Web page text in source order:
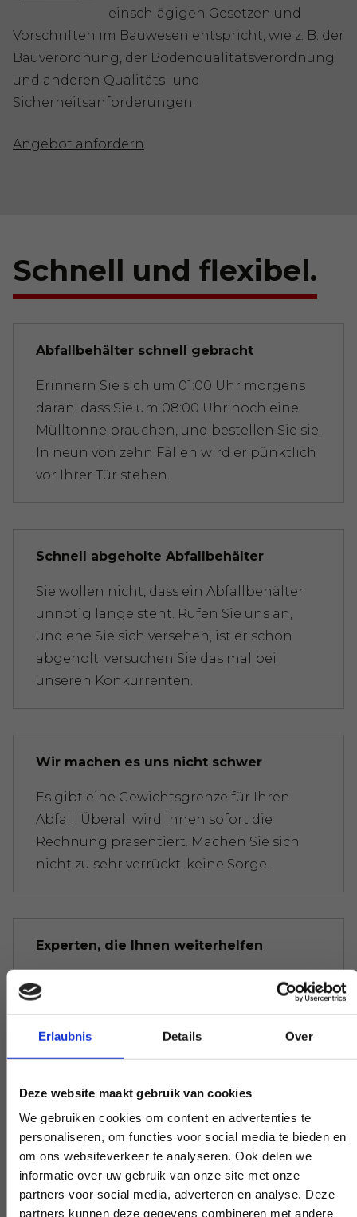
Erlaubnis Details Over
Deze website maakt gebruik van cookies
We gebruiken cookies om content en advertenties te
personaliseren, om functies voor social media te bieden en
om ons websiteverkeer te analyseren. Ook delen we
informatie over uw gebruik van onze site met onze
partners voor social media, adverteren en analyse. Deze
partners kunnen deze gegevens combineren met andere
einschlägigen Gesetzen und
Vorschriften im Bauwesen entspricht, wie z. B. der
Bauverordnung, der Bodenqualitätsverordnung
und anderen Qualitäts- und
Sicherheitsanforderungen.
Angebot anfordern
Schnell und flexibel.
Abfallbehälter schnell gebracht
Erinnern Sie sich um 01:00 Uhr morgens
daran, dass Sie um 08:00 Uhr noch eine
Mülltonne brauchen, und bestellen Sie sie.
In neun von zehn Fällen wird er pünktlich
vor Ihrer Tür stehen.
Schnell abgeholte Abfallbehälter
Sie wollen nicht, dass ein Abfallbehälter
unnötig lange steht. Rufen Sie uns an,
und ehe Sie sich versehen, ist er schon
abgeholt; versuchen Sie das mal bei
unseren Konkurrenten.
Wir machen es uns nicht schwer
Es gibt eine Gewichtsgrenze für Ihren
Abfall. Überall wird Ihnen sofort die
Rechnung präsentiert. Machen Sie sich
nicht zu sehr verrückt, keine Sorge.
Experten, die Ihnen weiterhelfen
Wenn Sie eine Frage haben, die unsere
Arbeit betrifft, greifen Sie zum Telefon und
Frühe und späte Verfügbarkeit
Benötigen Sie unsere Hilfe außerhalb des
Arbeitstages? Machen Sie es
verhandelbar, und wir werden es möglich